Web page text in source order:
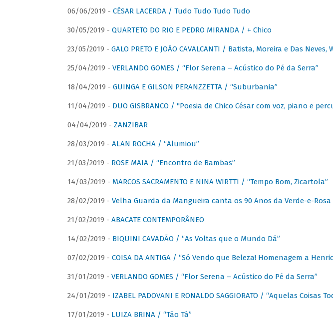
06/06/2019 - CÉSAR LACERDA / Tudo Tudo Tudo Tudo
30/05/2019 - QUARTETO DO RIO E PEDRO MIRANDA / + Chico
23/05/2019 - GALO PRETO E JOÃO CAVALCANTI / Batista, Moreira e Das Neves,
25/04/2019 - VERLANDO GOMES / “Flor Serena – Acústico do Pé da Serra”
18/04/2019 - GUINGA E GILSON PERANZZETTA / “Suburbania”
11/04/2019 - DUO GISBRANCO / "Poesia de Chico César com voz, piano e
04/04/2019 - ZANZIBAR
28/03/2019 - ALAN ROCHA / “Alumiou”
21/03/2019 - ROSE MAIA / “Encontro de Bambas”
14/03/2019 - MARCOS SACRAMENTO E NINA WIRTTI / “Tempo Bom, Zicartola”
28/02/2019 - Velha Guarda da Mangueira canta os 90 Anos da Verde-e-
21/02/2019 - ABACATE CONTEMPORÂNEO
14/02/2019 - BIQUINI CAVADÃO / “As Voltas que o Mundo Dá”
07/02/2019 - COISA DA ANTIGA / “Só Vendo que Beleza! Homenagem a
31/01/2019 - VERLANDO GOMES / “Flor Serena – Acústico do Pé da Serra”
24/01/2019 - IZABEL PADOVANI E RONALDO SAGGIORATO / “Aquelas Coisas
17/01/2019 - LUIZA BRINA / “Tão Tá”